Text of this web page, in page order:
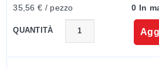
35,56 € / pezzo 0 In
QUANTITÀ